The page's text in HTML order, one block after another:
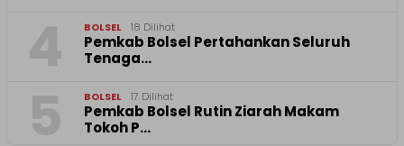
BOLSEL 18 Dilihat
Pemkab Bolsel Pertahankan Seluruh
Tenaga…
BOLSEL 17 Dilihat
Pemkab Bolsel Rutin Ziarah Makam
Tokoh P…